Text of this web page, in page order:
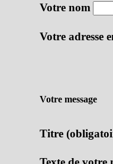
Votre nom
Votre adresse
Votre message
Titre